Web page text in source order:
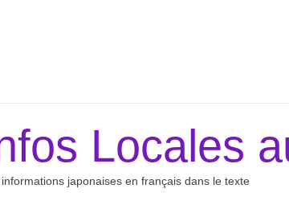
Locales
japonaises en français dans le texte